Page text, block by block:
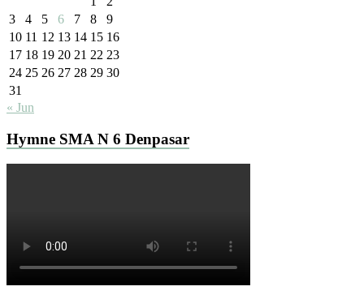
3
4 5 6 7 8
9
10 11 12 13 14 15 16
17 18 19 20 21 22 23
24 25 26 27 28 29 30
31
« Jun
Hymne SMA N 6 Denpasar